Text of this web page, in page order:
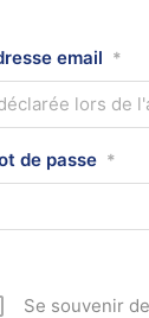
email *
de passe *
Se souvenir